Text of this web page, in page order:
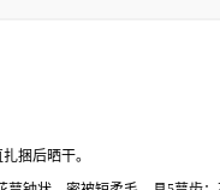
捆后晒干。